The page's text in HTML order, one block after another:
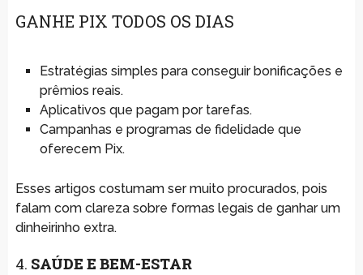
GANHE PIX TODOS OS DIAS
Estratégias simples para conseguir bonificações e
prêmios reais.
Aplicativos que pagam por tarefas.
Campanhas e programas de fidelidade que
oferecem Pix.
Esses artigos costumam ser muito procurados, pois
falam com clareza sobre formas legais de ganhar um
dinheirinho extra.
4. SAÚDE E BEM-ESTAR